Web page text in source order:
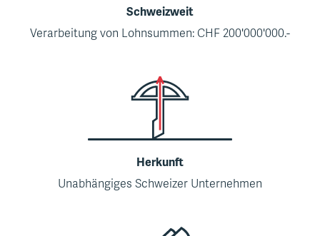
Schweizweit
Verarbeitung von Lohnsummen: CHF 200'000'000.-
Herkunft
Unabhängiges Schweizer Unternehmen